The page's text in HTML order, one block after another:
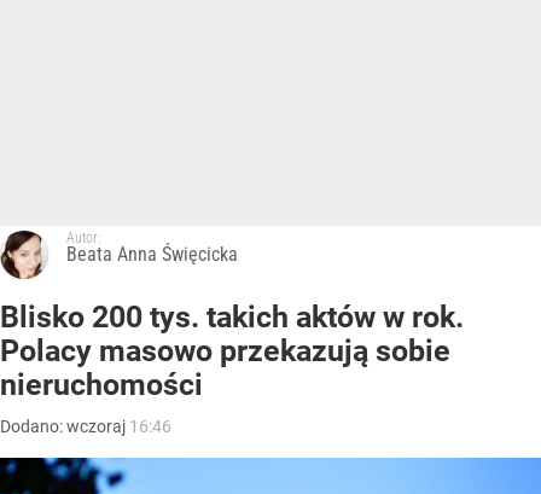
Autor:
Beata Anna Święcicka
Blisko 200 tys. takich aktów w rok.
Polacy masowo przekazują sobie
nieruchomości
Dodano:wczoraj 16:46